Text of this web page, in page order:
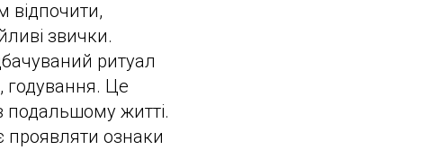
звички.
ритуал
годування. Це
подальшому житті.
проявляти ознаки